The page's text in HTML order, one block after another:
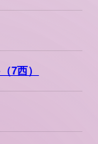
7西）